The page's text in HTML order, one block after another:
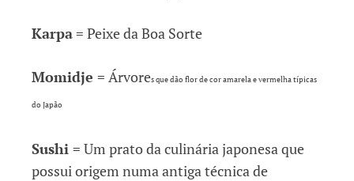
Karpa= Peixe da Boa Sorte
Momidje = Árvores que dão flor de cor amarela e vermelha típicas
do Japão
Sushi = Um prato da culinária japonesa que
possui origem numa antiga técnica de